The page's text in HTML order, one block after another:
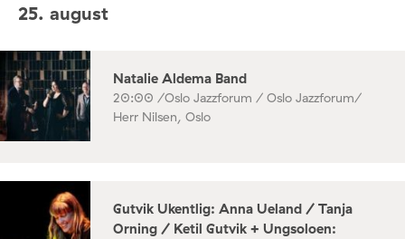
25. august
Natalie Aldema Band
20:00 /Oslo Jazzforum / Oslo Jazzforum/
Herr Nilsen, Oslo
Gutvik Ukentlig: Anna Ueland / Tanja
Orning / Ketil Gutvik + Ungsoloen: